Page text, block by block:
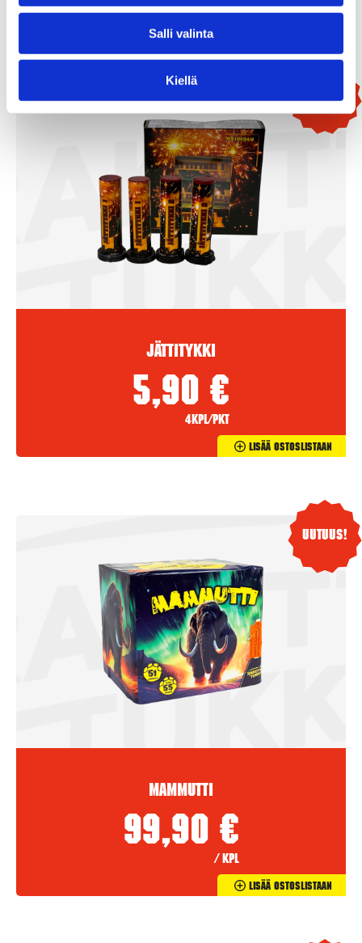
Salli valinta
Kiellä
Lisää Ostoslistaan
Uutuus!
Jättitykki
5,90 €
4kpl/pkt
Lisää Ostoslistaan
Uutuus!
Mammutti
99,90 €
/ kpl
Lisää Ostoslistaan